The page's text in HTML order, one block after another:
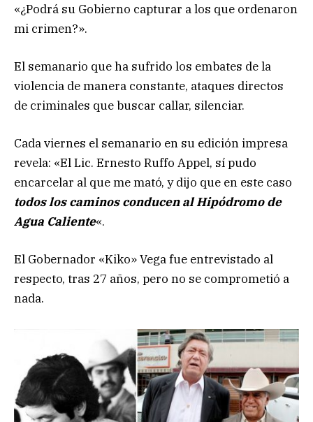
«¿Podrá su Gobierno capturar a los que ordenaron
mi crimen?».
El semanario que ha sufrido los embates de la
violencia de manera constante, ataques directos
de criminales que buscar callar, silenciar.
Cada viernes el semanario en su edición impresa
revela: «El Lic. Ernesto Ruffo Appel, sí pudo
encarcelar al que me mató, y dijo que en este caso
todos los caminos conducen al Hipódromo de
Agua Caliente«.
El Gobernador «Kiko» Vega fue entrevistado al
respecto, tras 27 años, pero no se comprometió a
nada.